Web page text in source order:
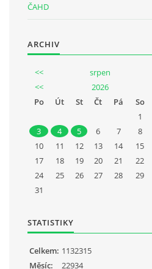
ČAHD
ARCHIV
<< srpen
<<
2026
Po
Út St Čt Pá So
1
3
4 5 6 7 8
10
11 12 13 14 15
17
18 19 20 21 22
24
25 26 27 28 29
31
STATISTIKY
Celkem: 1132315
Měsíc:
22934